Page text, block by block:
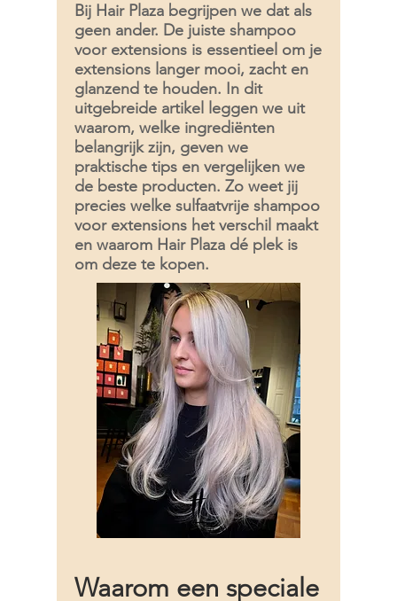
Bij Hair Plaza begrijpen we dat als
geen ander. De juiste shampoo
voor extensions is essentieel om je
extensions langer mooi, zacht en
glanzend te houden. In dit
uitgebreide artikel leggen we uit
waarom, welke ingrediënten
belangrijk zijn, geven we
praktische tips en vergelijken we
de beste producten. Zo weet jij
precies welke sulfaatvrije shampoo
voor extensions het verschil maakt
en waarom Hair Plaza dé plek is
om deze te kopen.
Waarom een speciale